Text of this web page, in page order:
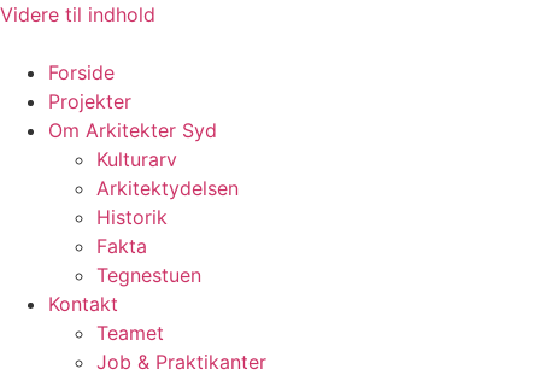
Videre til indhold
Forside
Projekter
Om Arkitekter Syd
Kulturarv
Arkitektydelsen
Historik
Fakta
Tegnestuen
Kontakt
Teamet
Job & Praktikanter